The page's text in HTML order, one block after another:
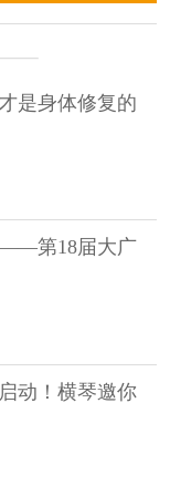
是身体修复的
——第18届大广
动！横琴邀你